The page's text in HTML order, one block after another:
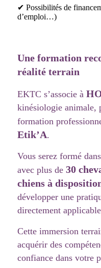
✔ Possibilités de
d’emploi…)
Une formation
réalité terrain
EKTC s’associe à
kinésiologie animale,
formation
Etik’A.
Vous serez formé
avec plus de 30
chiens à
développer une
directement
Cette immersion
acquérir des
confiance dans votre